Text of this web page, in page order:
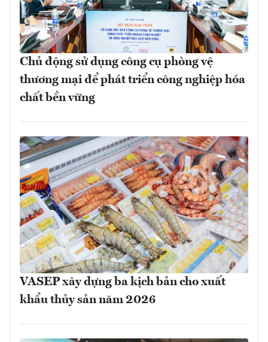
Chủ động sử dụng công cụ phòng vệ
thương mại để phát triển công nghiệp hóa
chất bền vững
VASEP xây dựng ba kịch bản cho xuất
khẩu thủy sản năm 2026